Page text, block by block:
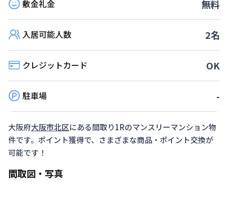
敷金礼金 無料
入居可能人数 2名
クレジットカード OK
駐車場 -
大阪府大阪市北区にある間取り1Rのマンスリーマンション物
件です。ポイント獲得で、さまざまな商品・ポイント交換が
可能です！
間取図・写真